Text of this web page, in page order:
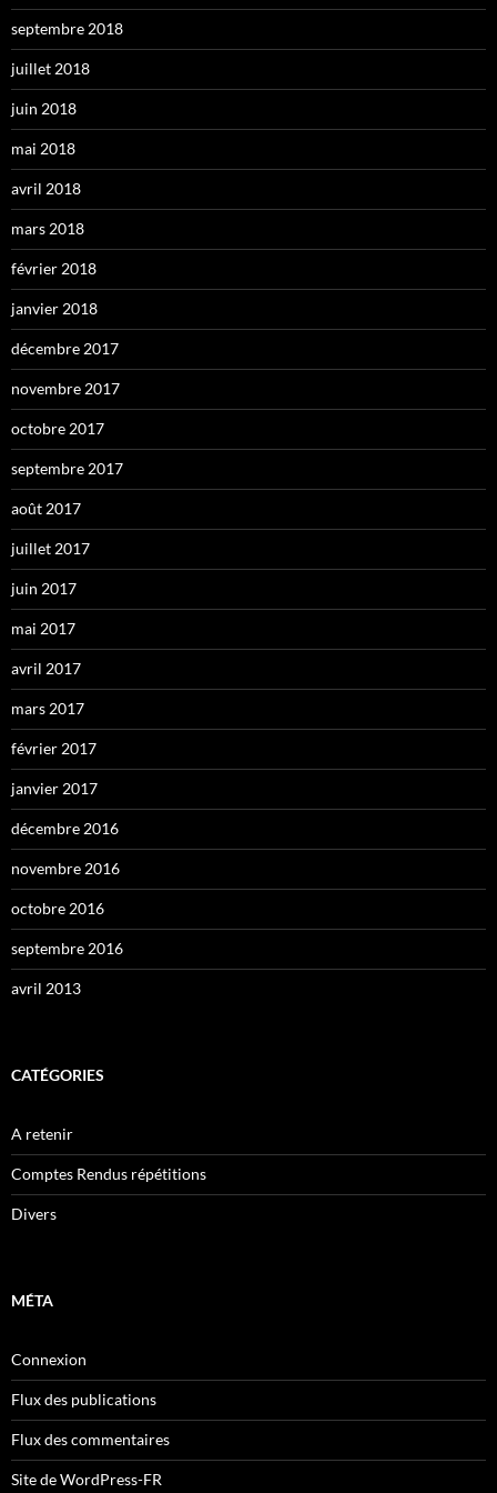
septembre 2018
juillet 2018
juin 2018
mai 2018
avril 2018
mars 2018
février 2018
janvier 2018
décembre 2017
novembre 2017
octobre 2017
septembre 2017
août 2017
juillet 2017
juin 2017
mai 2017
avril 2017
mars 2017
février 2017
janvier 2017
décembre 2016
novembre 2016
octobre 2016
septembre 2016
avril 2013
CATÉGORIES
A retenir
Comptes Rendus répétitions
Divers
MÉTA
Connexion
Flux des publications
Flux des commentaires
Site de WordPress-FR